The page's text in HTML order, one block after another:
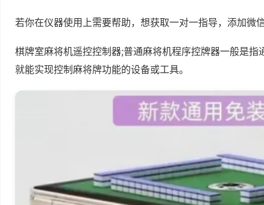
若你在仪器使用上需要帮助，想获取一对一指导，添加微
棋牌室麻将机遥控控制器;普通麻将机程序控牌器一般是
就能实现控制麻将牌功能的设备或工具。